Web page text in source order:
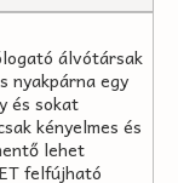
álvótársak
nyakpárna egy
és sokat
kényelmes és
lehet
felfújható